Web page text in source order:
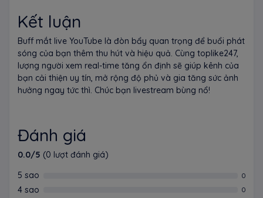
Kết luận
Buff mắt live YouTube là đòn bẩy quan trọng để buổi phát
sóng của bạn thêm thu hút và hiệu quả. Cùng toplike247,
lượng người xem real-time tăng ổn định sẽ giúp kênh của
bạn cải thiện uy tín, mở rộng độ phủ và gia tăng sức ảnh
hưởng ngay tức thì. Chúc bạn livestream bùng nổ!
Đánh giá
0.0/5 (0 lượt đánh giá)
5 sao
0
4 sao 0